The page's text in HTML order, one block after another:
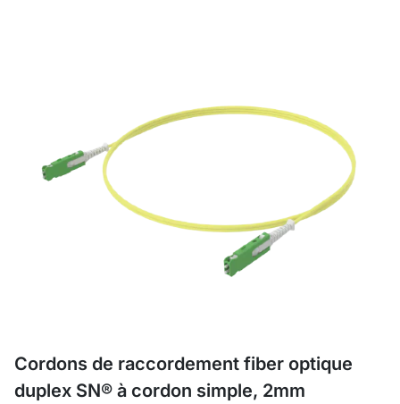
Cordons de raccordement fiber optique
duplex SN® à cordon simple, 2mm